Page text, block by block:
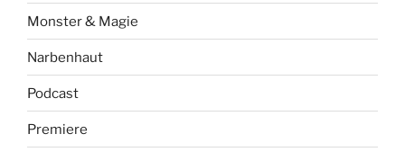
Monster & Magie
Narbenhaut
Podcast
Premiere